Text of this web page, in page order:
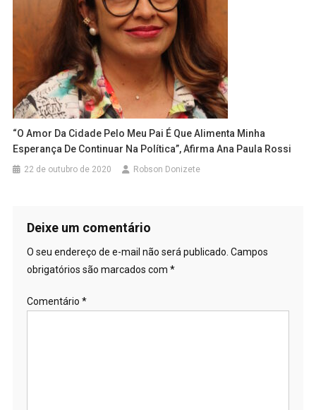
“O Amor Da Cidade Pelo Meu Pai É Que Alimenta Minha
Esperança De Continuar Na Política”, Afirma Ana Paula Rossi
22 de outubro de 2020 Robson Donizete
Deixe um comentário
O seu endereço de e-mail não será publicado. Campos
obrigatórios são marcados com *
Comentário *